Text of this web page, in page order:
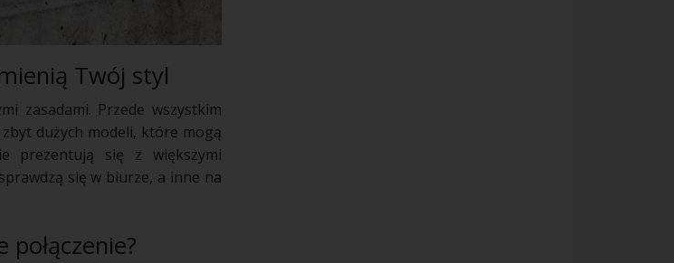
Twój styl
zasadami. Przede wszystkim
dużych modeli, które mogą
prezentują się z większymi
się w biurze, a inne na